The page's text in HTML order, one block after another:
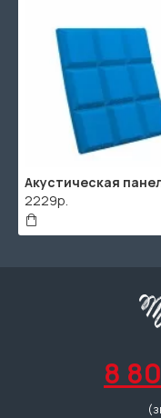
2229р.
8